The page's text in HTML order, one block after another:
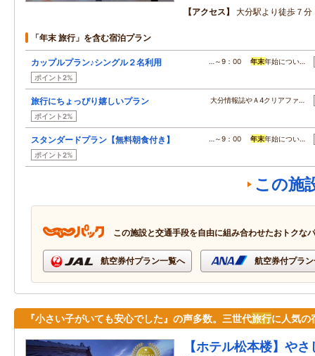
アクセス
大分駅より徒歩７分
「年末 旅行」を含む宿泊プラン
カップルプラン♪シングル２名利用
ポイント2%
…～9：00年末年始につい…
旅行にちょっぴり嬉しいプラン
ポイント2%
大分情報誌やＡ4クリアファ…
スタンダードプラン【無料朝食付き】
ポイント2%
…～9：00年末年始につい…
この施
この施設と交通手段を自由に組み合わせたおトクな
航空券付プラン一覧へ 航空券付プラ
『小さい子がいても安心でした』の声多数。三世代旅行に人気の
【ホテル松本楼】や